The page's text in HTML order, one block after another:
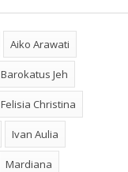
Aiko Arawati
Barokatus Jeh
Felisia Christina
Ivan Aulia
Mardiana